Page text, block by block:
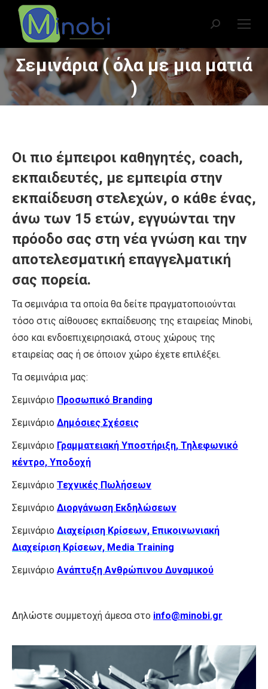
Search:
Σεμινάρια ( όλα με μια ματιά
)
You are here:
Οι πιο έμπειροι καθηγητές, coach,
εκπαιδευτές, με εμπειρία στην
εκπαίδευση στελεχών, ο κάθε ένας,
άνω των 15 ετών, εγγυώνται την
πρόοδο σας στη νέα γνώση και την
αποτελεσματική επαγγελματική
σας πορεία.
Τα σεμινάρια τα οποία θα δείτε πραγματοποιούνται
τόσο στις αίθουσες εκπαίδευσης της εταιρείας Minobi,
όσο και ενδοεπιχειρησιακά, στους χώρους της
εταιρείας σας ή σε όποιον χώρο έχετε επιλέξει.
Τα σεμινάρια μας:
Σεμινάριο Προσωπικό Branding
Σεμινάριο Δημόσιες Σχέσεις
Σεμινάριο Γραμματειακή Υποστήριξη, Τηλεφωνικό
κέντρο, Υποδοχή
Σεμινάριο Τεχνικές Πωλήσεων
Σεμινάριο Διοργάνωση Εκδηλώσεων
Σεμινάριο Διαχείριση Κρίσεων, Επικοινωνιακή
Διαχείριση Κρίσεων, Media Training
Σεμινάριο Ανάπτυξη Ανθρώπινου Δυναμικού
Δηλώστε συμμετοχή άμεσα στο info@minobi.gr